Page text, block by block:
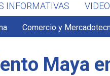
INFORMATIVAS
Comercio y
Maya